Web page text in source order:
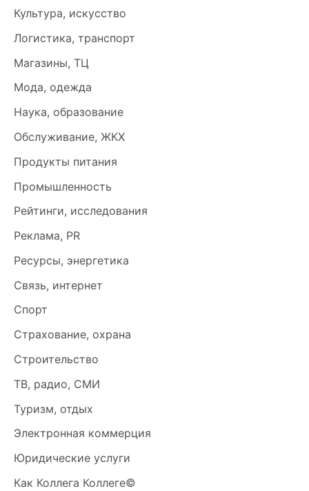
Культура, искусство
Логистика, транспорт
Магазины, ТЦ
Мода, одежда
Наука, образование
Обслуживание, ЖКХ
Продукты питания
Промышленность
Рейтинги, исследования
Реклама, PR
Ресурсы, энергетика
Связь, интернет
Спорт
Страхование, охрана
Строительство
ТВ, радио, СМИ
Туризм, отдых
Электронная коммерция
Юридические услуги
Как Коллега Коллеге©